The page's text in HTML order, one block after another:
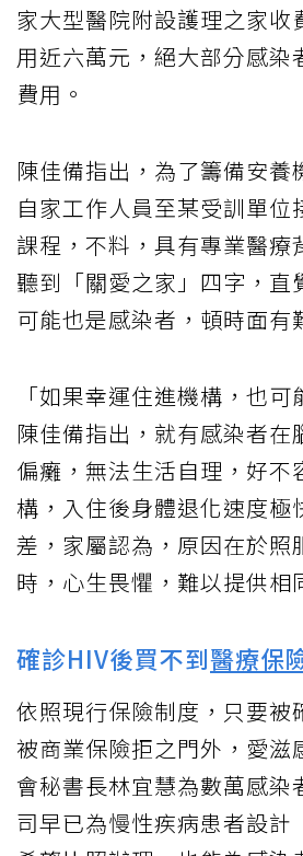
家大型醫院附設護理之家收
用近六萬元，絕大部分感染
費用。
陳佳備指出，為了籌備安養
自家工作人員至某受訓單位
課程，不料，具有專業醫療
聽到「關愛之家」四字，直
可能也是感染者，頓時面有
「如果幸運住進機構，也可
陳佳備指出，就有感染者在
偏癱，無法生活自理，好不
構，入住後身體退化速度極
差，家屬認為，原因在於照
時，心生畏懼，難以提供相
確診HIV後買不到醫療保
依照現行保險制度，只要被
被商業保險拒之門外，愛滋
會秘書長林宜慧為數萬感染
司早已為慢性疾病患者設計